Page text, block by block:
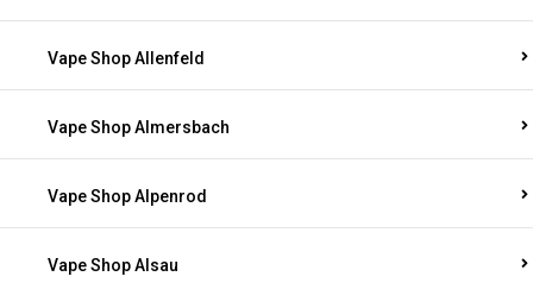
Vape Shop Allenfeld
Vape Shop Almersbach
Vape Shop Alpenrod
Vape Shop Alsau